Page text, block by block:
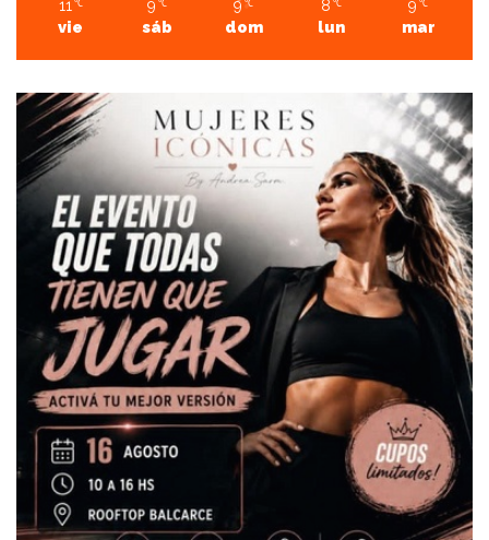
11 ℃
vie
9 ℃
sáb
9 ℃
dom
8 ℃
lun
9 ℃
mar